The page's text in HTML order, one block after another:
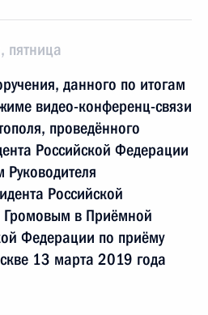
пятница
данного по итогам
видео-конференц-связи
проведённого
Российской Федерации
Российской
в Приёмной
Федерации по приёму
13 марта 2019 года